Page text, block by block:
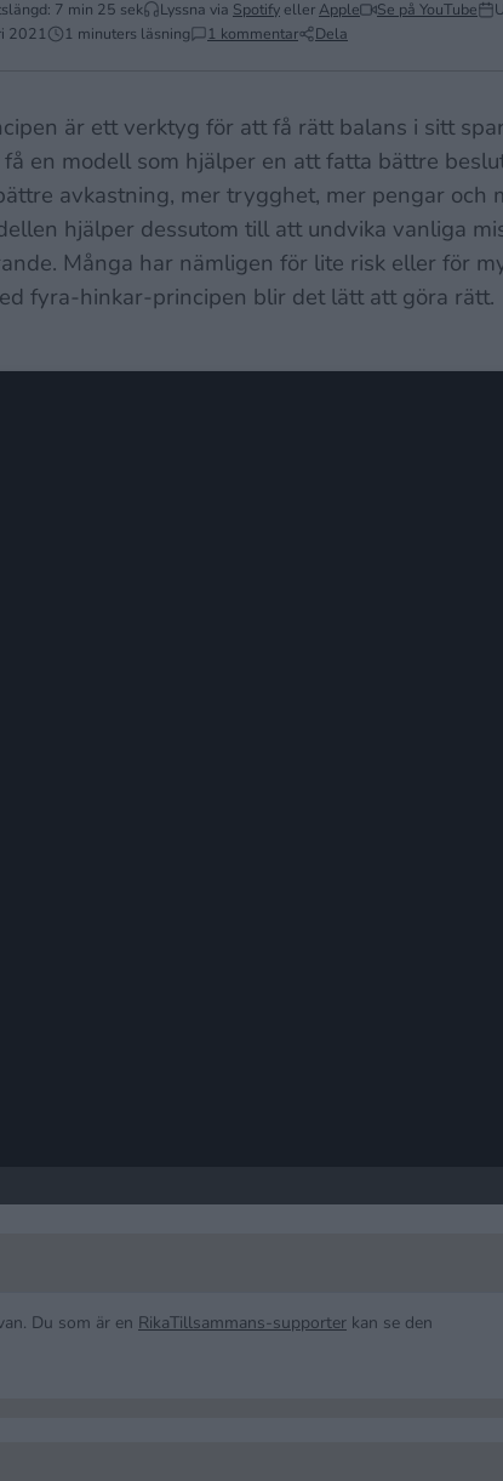
7 min 25 sek Lyssna via Spotify ellerApple Se på YouTube
2021 1 minuters läsning 1 kommentar Dela
är ett verktyg för att få rätt balans i sitt
en modell som hjälper en att fatta bättre
avkastning, mer trygghet, mer pengar och
hjälper dessutom till att undvika vanliga
Många har nämligen för lite risk eller för
fyra-hinkar-principen blir det lätt att göra rätt.
Du som är en RikaTillsammans-supporter kan se den